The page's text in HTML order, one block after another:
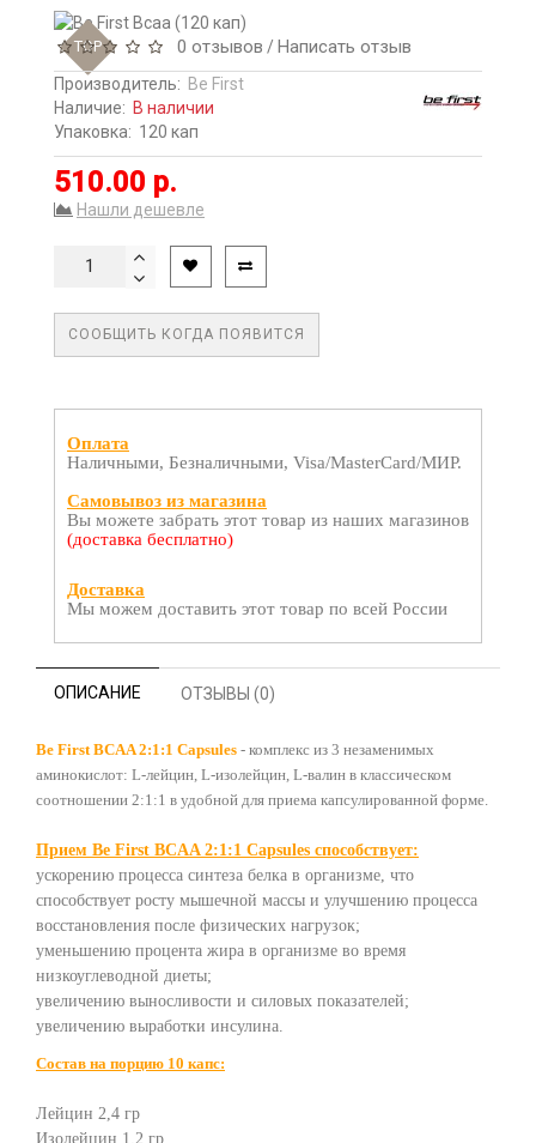
TOP 0 отзывов /Написать отзыв
Производитель: Be First
Наличие: В наличии
Упаковка: 120 кап
510.00 р.
Нашли дешевле
СООБЩИТЬ КОГДА ПОЯВИТСЯ
Оплата
Наличными, Безналичными, Visa/MasterCard/МИР.
Самовывоз из магазина
Вы можете забрать этот товар из наших магазинов
(доставка бесплатно)
Доставка
Мы можем доставить этот товар по всей России
ОПИСАНИЕ ОТЗЫВЫ (0)
Be First BCAA 2:1:1 Capsules - комплекс из 3 незаменимых
аминокислот: L-лейцин, L-изолейцин, L-валин в классическом
соотношении 2:1:1 в удобной для приема капсулированной форме.
Прием Be First BCAA 2:1:1 Capsules способствует:
ускорению процесса синтеза белка в организме, что
способствует росту мышечной массы и улучшению процесса
восстановления после физических нагрузок;
уменьшению процента жира в организме во время
низкоуглеводной диеты;
увеличению выносливости и силовых показателей;
увеличению выработки инсулина.
Состав на порцию 10 капс:
Лейцин 2,4 гр
Изолейцин 1.2 гр